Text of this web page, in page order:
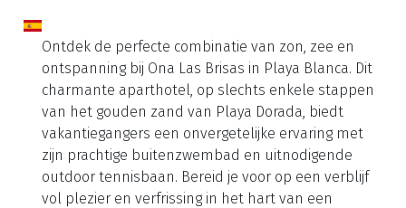
Ontdek de perfecte combinatie van zon, zee en
ontspanning bij Ona Las Brisas in Playa Blanca. Dit
charmante aparthotel, op slechts enkele stappen
van het gouden zand van Playa Dorada, biedt
vakantiegangers een onvergetelijke ervaring met
zijn prachtige buitenzwembad en uitnodigende
outdoor tennisbaan. Bereid je voor op een verblijf
vol plezier en verfrissing in het hart van een